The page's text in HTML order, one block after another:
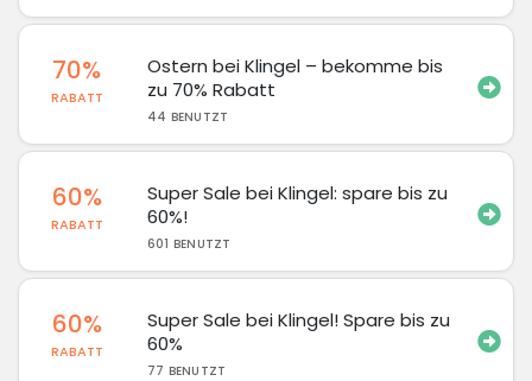
70%
RABATT
Ostern bei Klingel – bekomme bis
zu 70% Rabatt
44 BENUTZT
60%
RABATT
Super Sale bei Klingel: spare bis zu
60%!
601 BENUTZT
60%
RABATT
Super Sale bei Klingel! Spare bis zu
60%
77 BENUTZT